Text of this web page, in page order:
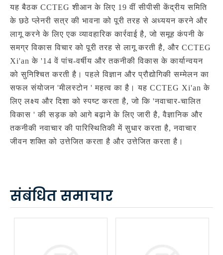
यह बैठक CCTEG शीआन के लिए 19 वीं सीपीसी केंद्रीय समिति
के छठे प्लेनरी सत्र की भावना को पूरी तरह से अध्ययन करने और
लागू करने के लिए एक व्यावहारिक कार्रवाई है, जो समूह कंपनी के
समग्र विकास विचार को पूरी तरह से लागू करती है, और CCTEG
Xi'an के '14 वें पांच-वर्षीय और तकनीकी विकास के कार्यान्वयन
को सुनिश्चित करती है। पहले विज्ञान और प्रौद्योगिकी सम्मेलन का
सफल संयोजन 'मीलस्टोन ' महत्व का है। यह CCTEG Xi'an के
लिए लक्ष्य और दिशा को स्पष्ट करता है, जो कि 'नवाचार-चालित
विकास ' की सड़क को आगे बढ़ाने के लिए जारी है, वैज्ञानिक और
तकनीकी नवाचार की पारिस्थितिकी में सुधार करता है, नवाचार
जीवन शक्ति को उत्तेजित करता है और उत्तेजित करता है।
संबंधित समाचार